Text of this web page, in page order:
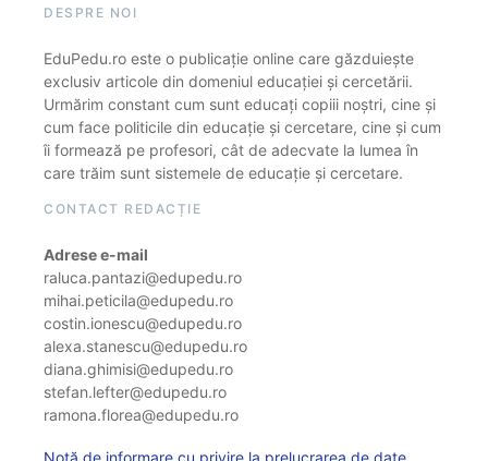
DESPRE NOI
EduPedu.ro este o publicație online care găzduiește
exclusiv articole din domeniul educației și cercetării.
Urmărim constant cum sunt educați copiii noștri, cine și
cum face politicile din educație și cercetare, cine și cum
îi formează pe profesori, cât de adecvate la lumea în
care trăim sunt sistemele de educație și cercetare.
CONTACT REDACȚIE
Adrese e-mail
raluca.pantazi@edupedu.ro
mihai.peticila@edupedu.ro
costin.ionescu@edupedu.ro
alexa.stanescu@edupedu.ro
diana.ghimisi@edupedu.ro
stefan.lefter@edupedu.ro
ramona.florea@edupedu.ro
Notă de informare cu privire la prelucrarea de date